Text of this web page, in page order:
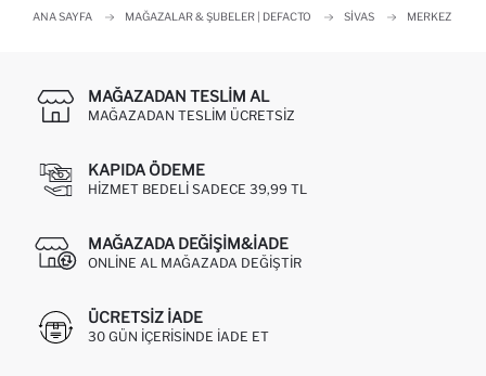
ANA SAYFA MAĞAZALAR & ŞUBELER | DEFACTO SIVAS MERKEZ
MAĞAZADAN TESLIM AL
MAĞAZADAN TESLIM ÜCRETSIZ
KAPIDA ÖDEME
HIZMET BEDELI SADECE 39,99 TL
MAĞAZADA DEĞIŞIM&İADE
ONLINE AL MAĞAZADA DEĞIŞTIR
ÜCRETSIZ IADE
30 GÜN IÇERISINDE IADE ET